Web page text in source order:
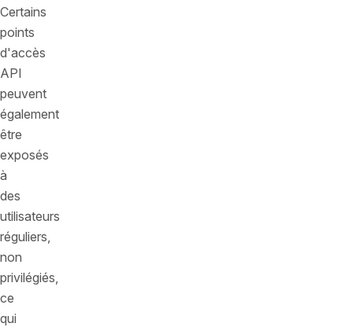
Certains
points
d'accès
API
peuvent
également
être
exposés
à
des
utilisateurs
réguliers,
non
privilégiés,
ce
qui